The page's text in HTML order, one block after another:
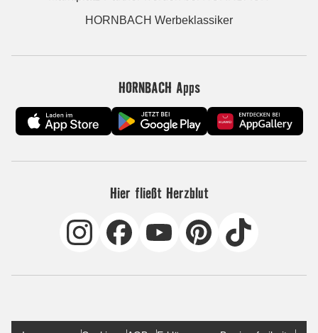
HORNBACH Werbeklassiker
HORNBACH Apps
Hier fließt Herzblut